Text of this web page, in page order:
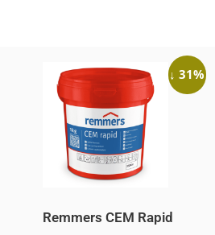
↓ 31%
Remmers CEM Rapid